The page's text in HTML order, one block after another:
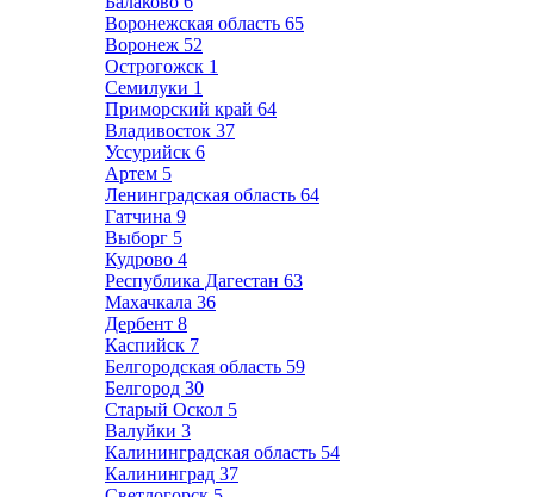
Воронежская область 65
Воронеж 52
Острогожск 1
Семилуки 1
Приморский край 64
Владивосток 37
Уссурийск 6
Артем 5
Ленинградская область 64
Гатчина 9
Выборг 5
Кудрово 4
Республика Дагестан 63
Махачкала 36
Дербент 8
Каспийск 7
Белгородская область 59
Белгород 30
Старый Оскол 5
Валуйки 3
Калининградская область 54
Калининград 37